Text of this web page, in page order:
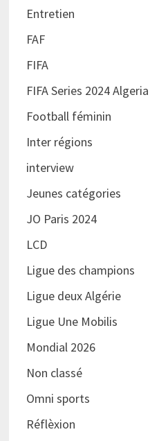
Entretien
FAF
FIFA
FIFA Series 2024 Algeria
Football féminin
Inter régions
interview
Jeunes catégories
JO Paris 2024
LCD
Ligue des champions
Ligue deux Algérie
Ligue Une Mobilis
Mondial 2026
Non classé
Omni sports
Réflèxion